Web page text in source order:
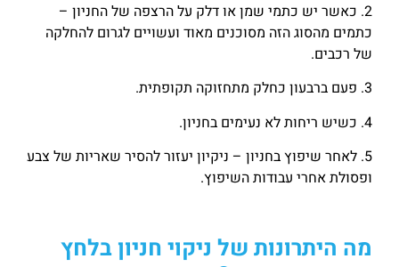
2. כאשר יש כתמי שמן או דלק על הרצפה של החניון –
כתמים מהסוג הזה מסוכנים מאוד ועשויים לגרום להחלקה
של רכבים.
3. פעם ברבעון כחלק מתחזוקה תקופתית.
4. כשיש ריחות לא נעימים בחניון.
5. לאחר שיפוץ בחניון – ניקיון יעזור להסיר שאריות של צבע
ופסולת אחרי עבודות השיפוץ.
מה היתרונות של ניקוי חניון בלחץ